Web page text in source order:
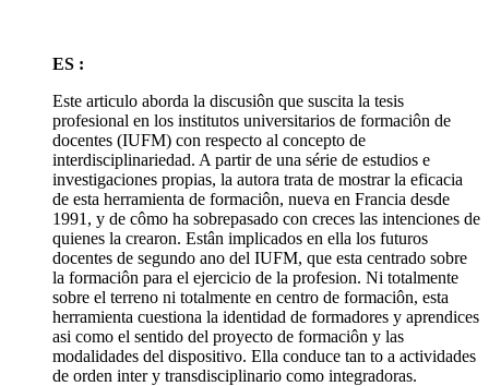
ES :
Este articulo aborda la discusiôn que suscita la tesis
profesional en los institutos universitarios de formaciôn de
docentes (IUFM) con respecto al concepto de
interdisciplinariedad. A partir de una série de estudios e
investigaciones propias, la autora trata de mostrar la eficacia
de esta herramienta de formaciôn, nueva en Francia desde
1991, y de cômo ha sobrepasado con creces las intenciones de
quienes la crearon. Estân implicados en ella los futuros
docentes de segundo ano del IUFM, que esta centrado sobre
la formaciôn para el ejercicio de la profesion. Ni totalmente
sobre el terreno ni totalmente en centro de formaciôn, esta
herramienta cuestiona la identidad de formadores y aprendices
asi como el sentido del proyecto de formaciôn y las
modalidades del dispositivo. Ella conduce tan to a actividades
de orden inter y transdisciplinario como integradoras.